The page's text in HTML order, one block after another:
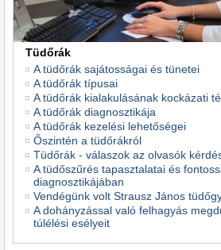
Tüdőrák
A tüdőrák sajátosságai és tünetei
A tüdőrák típusai
A tüdőrák kialakulásának kockázati
A tüdőrák diagnosztikája
A tüdőrák kezelési lehetőségei
Őszintén a tüdőrákról
Tüdőrák - válaszok az olvasók
A tüdőszűrés tapasztalatai és
diagnosztikájában
Vendégünk volt Strausz János
A dohányzással való felhagyás
túlélési esélyeit